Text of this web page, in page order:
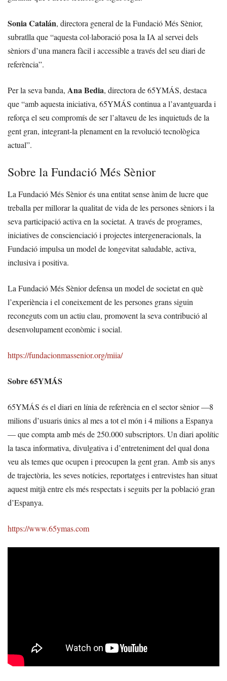
Sonia Catalán, directora general de la Fundació Més Sènior,
subratlla que “aquesta col·laboració posa la IA al servei dels
sèniors d’una manera fàcil i accessible a través del seu diari de
referència”.
Per la seva banda, Ana Bedia, directora de 65YMÁS, destaca
que “amb aquesta iniciativa, 65YMÁS continua a l’avantguarda i
reforça el seu compromís de ser l’altaveu de les inquietuds de la
gent gran, integrant-la plenament en la revolució tecnològica
actual”.
Sobre la Fundació Més Sènior
La Fundació Més Sènior és una entitat sense ànim de lucre que
treballa per millorar la qualitat de vida de les persones sèniors i la
seva participació activa en la societat. A través de programes,
iniciatives de conscienciació i projectes intergeneracionals, la
Fundació impulsa un model de longevitat saludable, activa,
inclusiva i positiva.
La Fundació Més Sènior defensa un model de societat en què
l’experiència i el coneixement de les persones grans siguin
reconeguts com un actiu clau, promovent la seva contribució al
desenvolupament econòmic i social.
https://fundacionmassenior.org/miia/
Sobre 65YMÁS
65YMÁS és el diari en línia de referència en el sector sènior —8
milions d’usuaris únics al mes a tot el món i 4 milions a Espanya
— que compta amb més de 250.000 subscriptors. Un diari apolític
la tasca informativa, divulgativa i d’entreteniment del qual dona
veu als temes que ocupen i preocupen la gent gran. Amb sis anys
de trajectòria, les seves notícies, reportatges i entrevistes han situat
aquest mitjà entre els més respectats i seguits per la població gran
d’Espanya.
https://www.65ymas.com